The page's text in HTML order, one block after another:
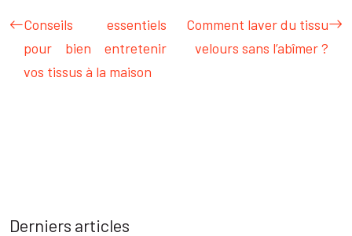
Conseils essentiels
pour bien entretenir
vos tissus à la maison
Comment laver du tissu
velours sans l’abîmer ?
Derniers articles